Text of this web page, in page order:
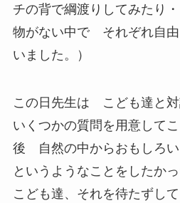
チの背で綱渡りしてみたり
物がない中で それぞれ自
いました。）
この日先生は こども達と
いくつかの質問を用意して
後 自然の中からおもしろ
というようなことをしたか
こども達、それを待たずし